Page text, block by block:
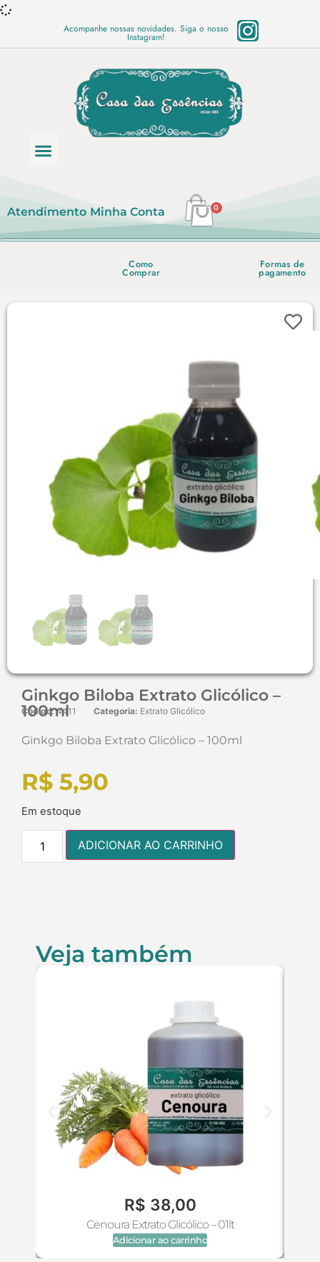
Acompanhe nossas novidades. Siga o nosso
Instagram!
Atendimento Minha Conta 0
Como
Comprar
Formas de
pagamento
Ginkgo Biloba Extrato Glicólico –
100ml
Código:4411 Categoria: Extrato Glicólico
Ginkgo Biloba Extrato Glicólico – 100ml
R$ 5,90
Em estoque
ADICIONAR AO CARRINHO
Veja também
R$ 38,00
Cenoura Extrato Glicólico – 01lt
Adicionar ao carrinho